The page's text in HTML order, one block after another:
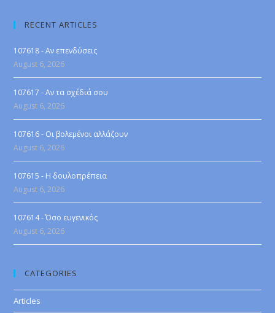
RECENT ARTICLES
107618 - Αν επενδύσεις
August 6, 2026
107617 - Αν τα σχέδιά σου
August 6, 2026
107616 - Οι βολεμένοι αλλάζουν
August 6, 2026
107615 - Η δουλοπρέπεια
August 6, 2026
107614 - Όσο ευγενικός
August 6, 2026
CATEGORIES
Articles